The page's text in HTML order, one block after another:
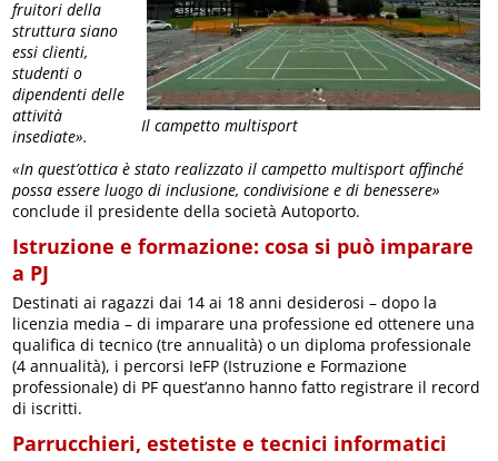
Il campetto multisport
fruitori della
struttura siano
essi clienti,
studenti o
dipendenti delle
attività
insediate».
«In quest’ottica è stato realizzato il campetto multisport affinché
possa essere luogo di inclusione, condivisione e di benessere»
conclude il presidente della società Autoporto.
Istruzione e formazione: cosa si può imparare
a PJ
Destinati ai ragazzi dai 14 ai 18 anni desiderosi – dopo la
licenzia media – di imparare una professione ed ottenere una
qualifica di tecnico (tre annualità) o un diploma professionale
(4 annualità), i percorsi IeFP (Istruzione e Formazione
professionale) di PF quest’anno hanno fatto registrare il record
di iscritti.
Parrucchieri, estetiste e tecnici informatici